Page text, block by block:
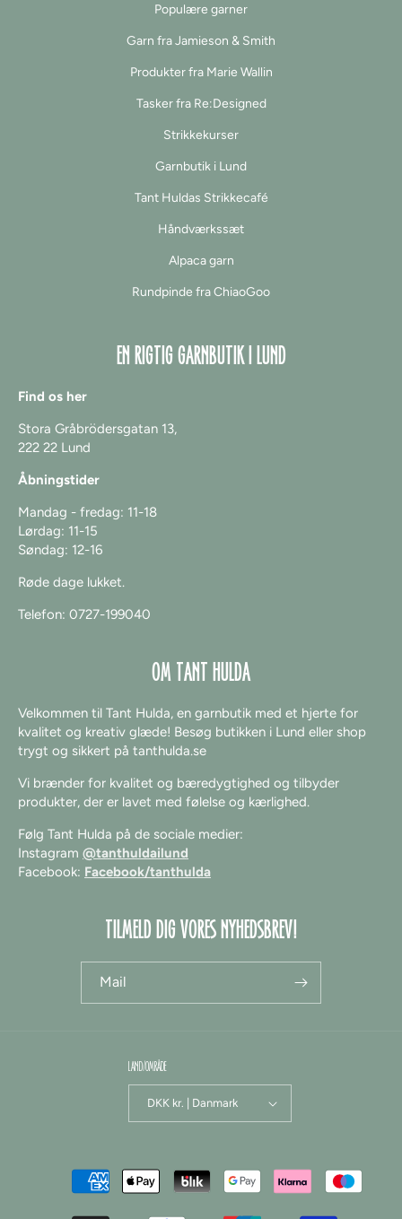
Populære garner
Garn fra Jamieson & Smith
Produkter fra Marie Wallin
Tasker fra Re:Designed
Strikkekurser
Garnbutik i Lund
Tant Huldas Strikkecafé
Håndværkssæt
Alpaca garn
Rundpinde fra ChiaoGoo
EN RIGTIG GARNBUTIK I LUND
Find os her
Stora Gråbrödersgatan 13,
222 22 Lund
Åbningstider
Mandag - fredag: 11-18
Lørdag: 11-15
Søndag: 12-16
Røde dage lukket.
Telefon: 0727-199040
OM TANT HULDA
Velkommen til Tant Hulda, en garnbutik med et hjerte for
kvalitet og kreativ glæde! Besøg butikken i Lund eller shop
trygt og sikkert på tanthulda.se
Vi brænder for kvalitet og bæredygtighed og tilbyder
produkter, der er lavet med følelse og kærlighed.
Følg Tant Hulda på de sociale medier:
Instagram @tanthuldailund
Facebook: Facebook/tanthulda
TILMELD DIG VORES NYHEDSBREV!
Mail
LAND/OMRÅDE
DKK kr. | Danmark